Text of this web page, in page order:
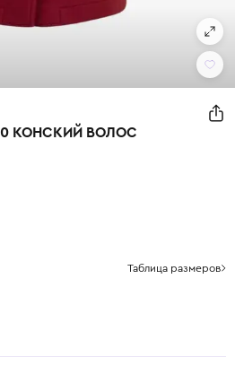
КОНСКИЙ ВОЛОС
Таблица размеров